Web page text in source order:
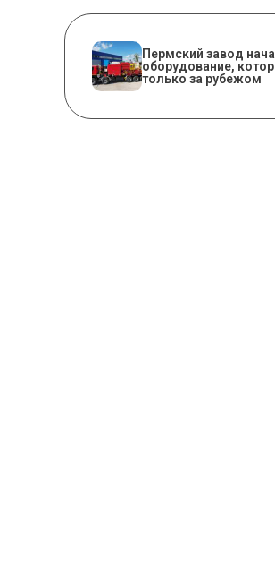
​Пермский завод
оборудование,
только за рубежом